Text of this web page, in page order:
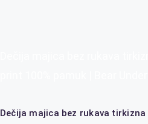
Dečija majica bez rukava